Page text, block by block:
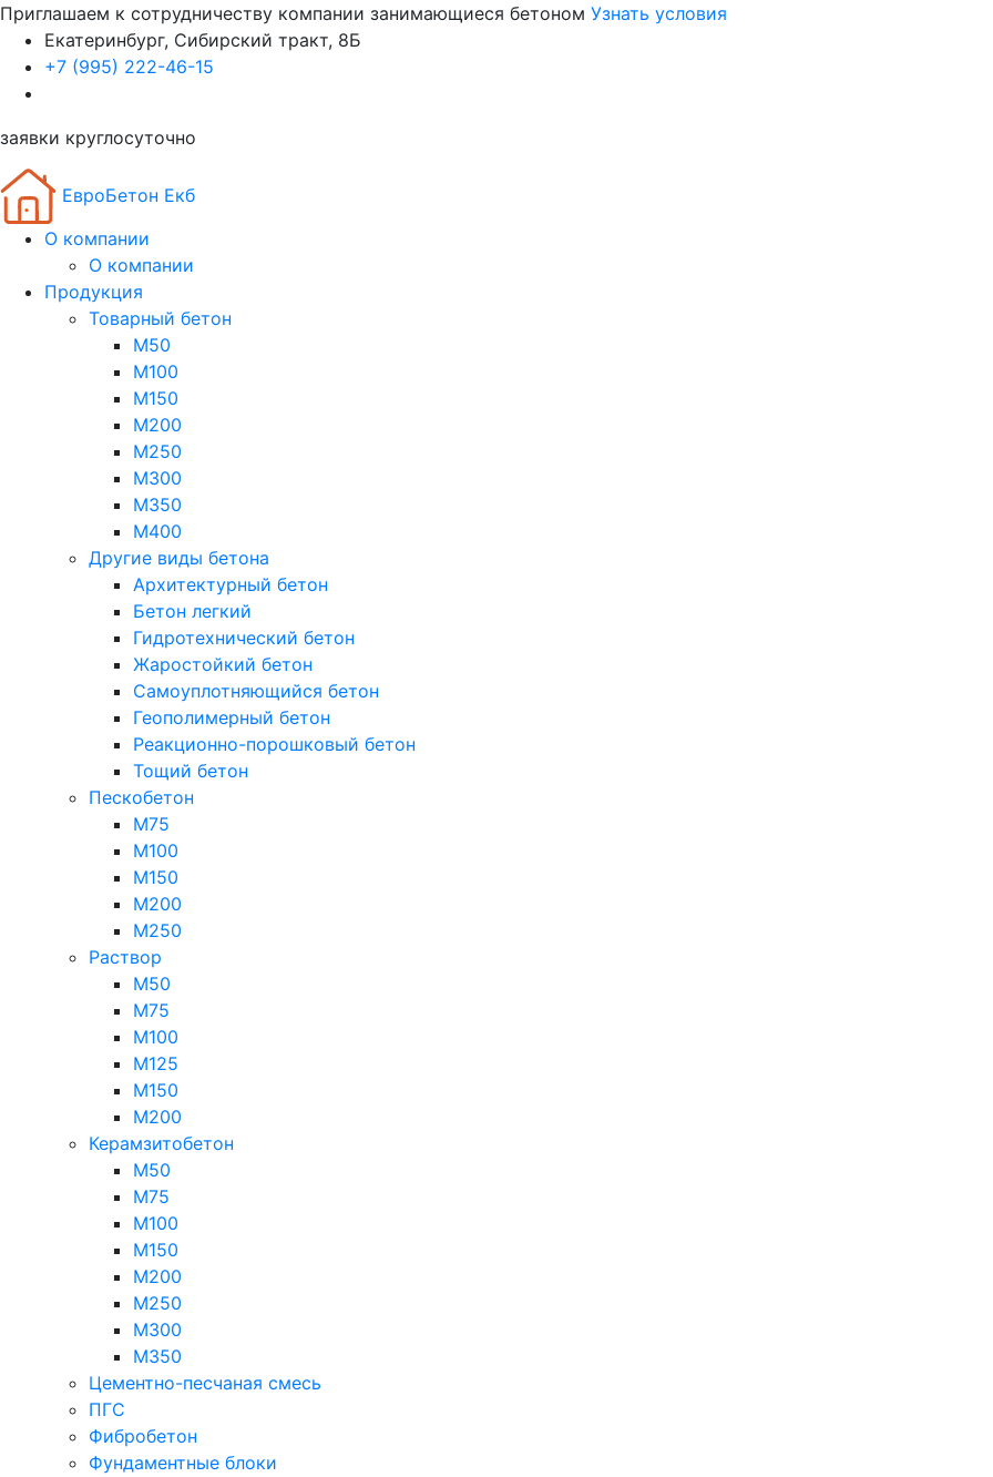
Приглашаем к сотрудничеству компании занимающиеся бетоном Узнать условия
Екатеринбург, Сибирский тракт, 8Б
+7 (995) 222-46-15
заявки круглосуточно
ЕвроБетон Екб
О компании
О компании
Продукция
Товарный бетон
М50
М100
М150
М200
М250
М300
М350
М400
Другие виды бетона
Архитектурный бетон
Бетон легкий
Гидротехнический бетон
Жаростойкий бетон
Самоуплотняющийся бетон
Геополимерный бетон
Реакционно-порошковый бетон
Тощий бетон
Пескобетон
М75
М100
М150
М200
М250
Раствор
М50
М75
М100
М125
М150
М200
Керамзитобетон
М50
М75
М100
М150
М200
М250
М300
М350
Цементно-песчаная смесь
ПГС
Фибробетон
Фундаментные блоки